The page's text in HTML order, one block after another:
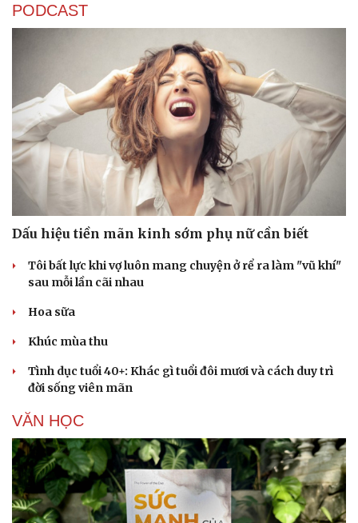
PODCAST
Dấu hiệu tiền mãn kinh sớm phụ nữ cần biết
Tôi bất lực khi vợ luôn mang chuyện ở rể ra làm "vũ khí"
sau mỗi lần cãi nhau
Hoa sữa
Khúc mùa thu
Tình dục tuổi 40+: Khác gì tuổi đôi mươi và cách duy trì
đời sống viên mãn
VĂN HỌC